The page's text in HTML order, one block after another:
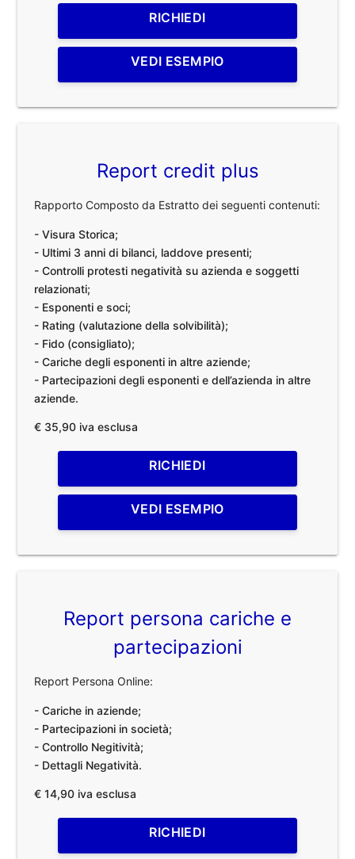
RICHIEDI
VEDI ESEMPIO
Report credit plus
Rapporto Composto da Estratto dei seguenti contenuti:
- Visura Storica;
- Ultimi 3 anni di bilanci, laddove presenti;
- Controlli protesti negatività su azienda e soggetti
relazionati;
- Esponenti e soci;
- Rating (valutazione della solvibilità);
- Fido (consigliato);
- Cariche degli esponenti in altre aziende;
- Partecipazioni degli esponenti e dell’azienda in altre
aziende.
€ 35,90 iva esclusa
RICHIEDI
VEDI ESEMPIO
Report persona cariche e
partecipazioni
Report Persona Online:
- Cariche in aziende;
- Partecipazioni in società;
- Controllo Negitività;
- Dettagli Negatività.
€ 14,90 iva esclusa
RICHIEDI